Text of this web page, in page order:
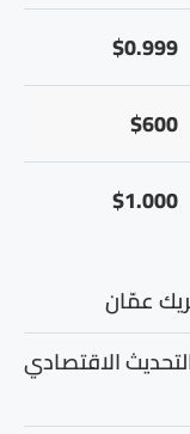
$0.999
$600
$1.000
عمّان
التحديث الاقتصادي